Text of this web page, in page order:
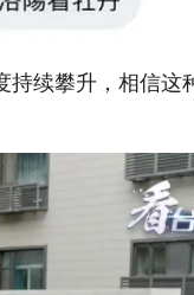
续攀升，相信这